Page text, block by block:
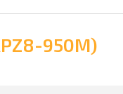
950М)